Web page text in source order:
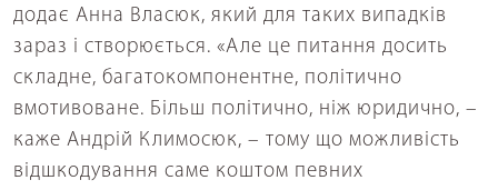
додає Анна Власюк, який для таких випадків
зараз і створюється. «Але це питання досить
складне, багатокомпонентне, політично
вмотивоване. Більш політично, ніж юридично, –
каже Андрій Климосюк, – тому що можливість
відшкодування саме коштом певних